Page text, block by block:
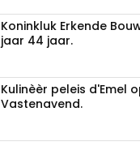
Koninkluk Erkende
jaar 44 jaar.
Kulinèèr peleis d'Emel
Vastenavend.